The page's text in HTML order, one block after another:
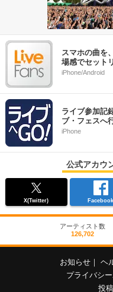
スマホの曲を
場感でセット
iPhone/Android
ライブ参加記
ブ・フェスへ
iPhone
公式アカウ
X(Twitter) Facebook
アーティスト数
126,702
お知らせ ヘ
プライバシ
投